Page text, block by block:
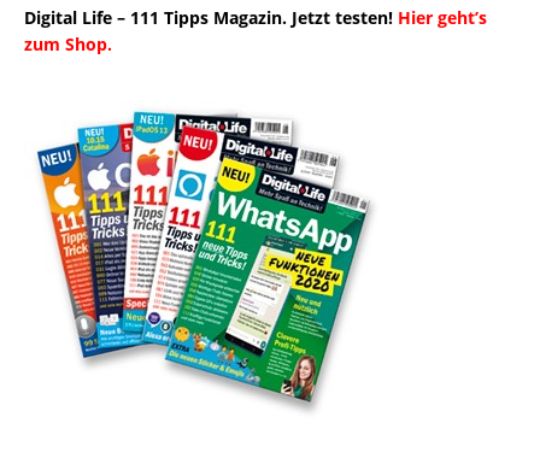
Digital Life – 111 Tipps Magazin. Jetzt testen! Hier geht’s
zum Shop.